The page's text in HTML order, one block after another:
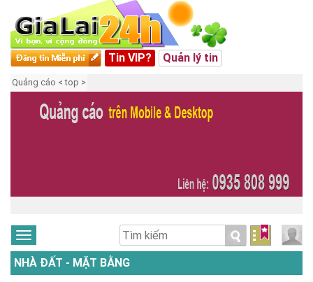
Tin VIP? Quản lý tin
Quảng cáo < top >
NHÀ ĐẤT - MẶT BẰNG